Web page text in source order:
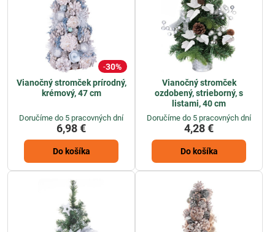
30%
Vianočný stromček prírodný,
krémový, 47 cm
Doručíme do 5 pracovných dní
6,98 €
Do košíka
Vianočný stromček
ozdobený, strieborný, s
listami, 40 cm
Doručíme do 5 pracovných dní
4,28 €
Do košíka